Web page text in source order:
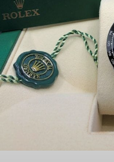
في مصر –
في بيعها، فمن
الرجالي في مصر
دون خسارة، لأن